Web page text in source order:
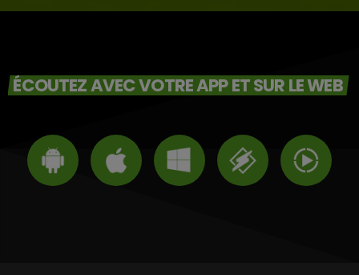
ÉCOUTEZ AVEC VOTRE APP ET SUR LE WEB